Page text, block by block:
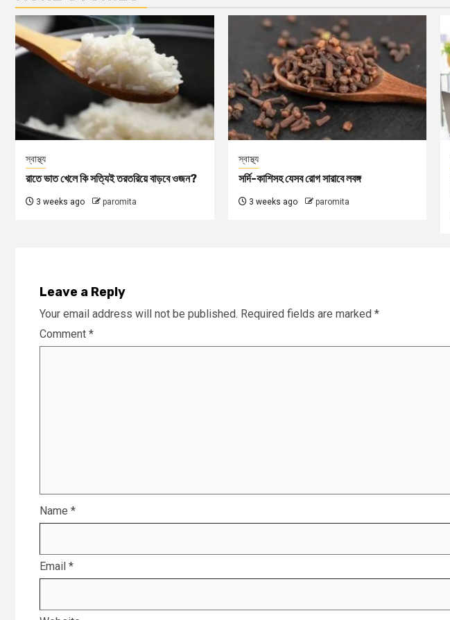
স্বাস্থ্য
রাতে ভাত খেলে কি সত্যিই তরতরিয়ে বাড়বে ওজন?
3 weeks ago paromita
স্বাস্থ্য
সর্দি-কাশিসহ যেসব রোগ সারাবে লবঙ্গ
3 weeks ago paromita
Leave a Reply
Your email address will not be published. Required fields are marked *
Comment *
Name *
Email *